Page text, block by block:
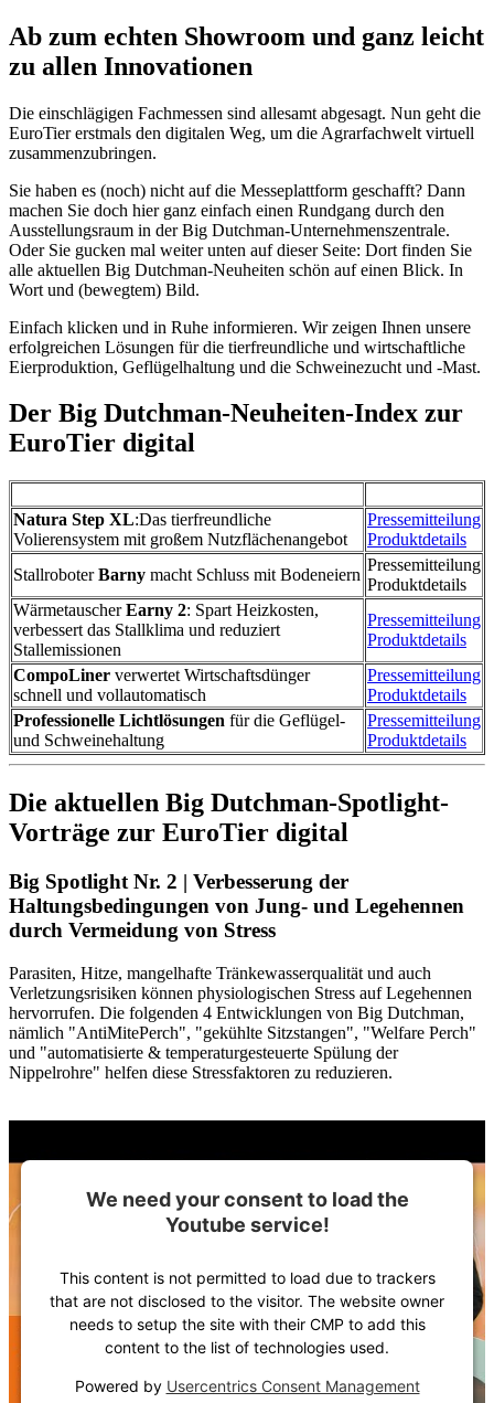
Ab zum echten Showroom und ganz leicht
zu allen Innovationen
Die einschlägigen Fachmessen sind allesamt abgesagt. Nun geht die
EuroTier erstmals den digitalen Weg, um die Agrarfachwelt virtuell
zusammenzubringen.
Sie haben es (noch) nicht auf die Messeplattform geschafft? Dann
machen Sie doch hier ganz einfach einen Rundgang durch den
Ausstellungsraum in der Big Dutchman-Unternehmenszentrale.
Oder Sie gucken mal weiter unten auf dieser Seite: Dort finden Sie
alle aktuellen Big Dutchman-Neuheiten schön auf einen Blick. In
Wort und (bewegtem) Bild.
Einfach klicken und in Ruhe informieren. Wir zeigen Ihnen unsere
erfolgreichen Lösungen für die tierfreundliche und wirtschaftliche
Eierproduktion, Geflügelhaltung und die Schweinezucht und -Mast.
Der Big Dutchman-Neuheiten-Index zur
EuroTier digital
Natura Step XL:Das tierfreundliche
Volierensystem mit großem Nutzflächenangebot
Pressemitteilung
Produktdetails
StallroboterBarny macht Schluss mit Bodeneiern
Pressemitteilung
Produktdetails
WärmetauscherEarny 2: Spart Heizkosten,
verbessert das Stallklima und reduziert
Stallemissionen
Pressemitteilung
Produktdetails
CompoLiner verwertet Wirtschaftsdünger
schnell und vollautomatisch
Pressemitteilung
Produktdetails
Professionelle Lichtlösungen für die Geflügel-
und Schweinehaltung
Pressemitteilung
Produktdetails
Die aktuellen Big Dutchman-Spotlight-
Vorträge zur EuroTier digital
Big Spotlight Nr. 2 | Verbesserung der
Haltungsbedingungen von Jung- und Legehennen
durch Vermeidung von Stress
Parasiten, Hitze, mangelhafte Tränkewasserqualität und auch
Verletzungsrisiken können physiologischen Stress auf Legehennen
hervorrufen. Die folgenden 4 Entwicklungen von Big Dutchman,
nämlich "AntiMitePerch", "gekühlte Sitzstangen", "Welfare Perch"
und "automatisierte & temperaturgesteuerte Spülung der
Nippelrohre" helfen diese Stressfaktoren zu reduzieren.
We need your consent to load the
Youtube service!
This content is not permitted to load due to trackers
that are not disclosed to the visitor. The website owner
needs to setup the site with their CMP to add this
content to the list of technologies used.
Powered by Usercentrics Consent Management